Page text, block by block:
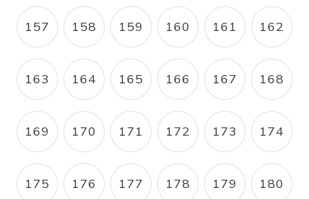
PAGE
157 PAGE
158 PAGE
159 PAGE
160 PAGE
161 PAGE
162
PAGE
163 PAGE
164 PAGE
165 PAGE
166 PAGE
167 PAGE
168
PAGE
169 PAGE
170 PAGE
171 PAGE
172 PAGE
173 PAGE
174
PAGE
175 PAGE
176 PAGE
177 PAGE
178 PAGE
179 PAGE
180